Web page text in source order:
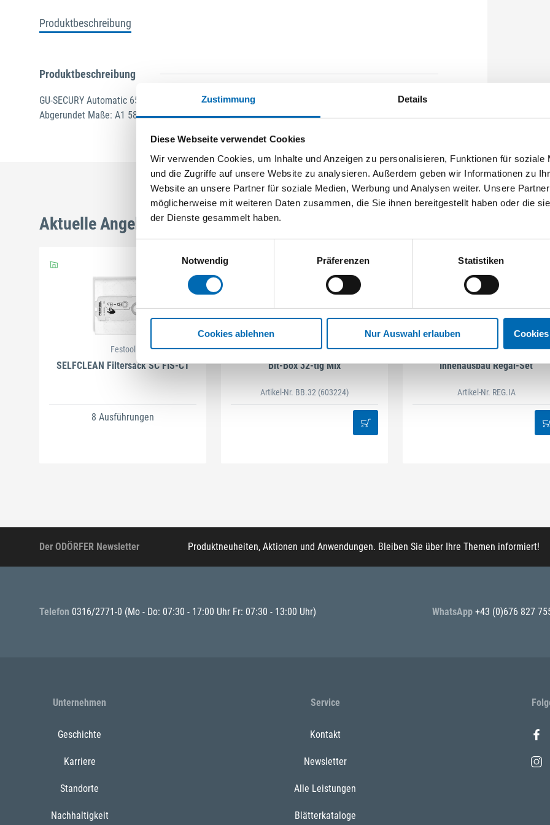
Zustimmung Details
Diese Webseite verwendet Cookies
Wir verwenden Cookies, um Inhalte und Anzeigen zu personalisieren, Funktionen für soziale
und die Zugriffe auf unsere Website zu analysieren. Außerdem geben wir Informationen zu
Website an unsere Partner für soziale Medien, Werbung und Analysen weiter. Unsere
möglicherweise mit weiteren Daten zusammen, die Sie ihnen bereitgestellt haben oder die
der Dienste gesammelt haben.
Notwendig
Präferenzen Statistiken
Cookies ablehnen Nur Auswahl erlauben
Produktbeschreibung
Produktbeschreibung
GU-SECURY Automatic 65/88 sf2 Nuss: 8,5mm Kennkerbe: 890mm Flachstulp 20x2,5mm L:1750,0mm
Abgerundet Maße: A1 580,0mm B1 760,0mm A-Öffner: optional ferGUard*silber
Aktuelle Angebote
Festool
SELFCLEAN Filtersack SC FIS-CT
8 Ausführungen
STAHLHÄRTER
Bit-Box 32-tlg Mix
Artikel-Nr. BB.32 (603224)
DAMAZEN
Innenausbau Regal-Set
Artikel-Nr. REG.IA
Der ODÖRFER Newsletter Produktneuheiten, Aktionen und Anwendungen. Bleiben Sie über Ihre Themen informiert!
Telefon 0316/2771-0 (Mo - Do: 07:30 - 17:00 Uhr Fr: 07:30 - 13:00 Uhr) WhatsApp +43 (0)676 827
Unternehmen
Geschichte
Karriere
Standorte
Nachhaltigkeit
Service
Kontakt
Newsletter
Alle Leistungen
Blätterkataloge